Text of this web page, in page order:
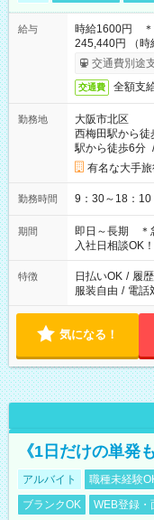
給与
時給1600円
245,440円 （時
交通費別途
交通費 全額支
勤務地
大阪市北区
西梅田駅から徒
駅から徒歩6分
有名な大手
勤務時間 9：30～18：
期間
即日～長期 ＊
入社日相談OK！
特徴 日払いOK / 履
服装自由 / 電話
気になる！
《1日だけの単発
アルバイト 職種未経験
ブランクOK
WEB登録・